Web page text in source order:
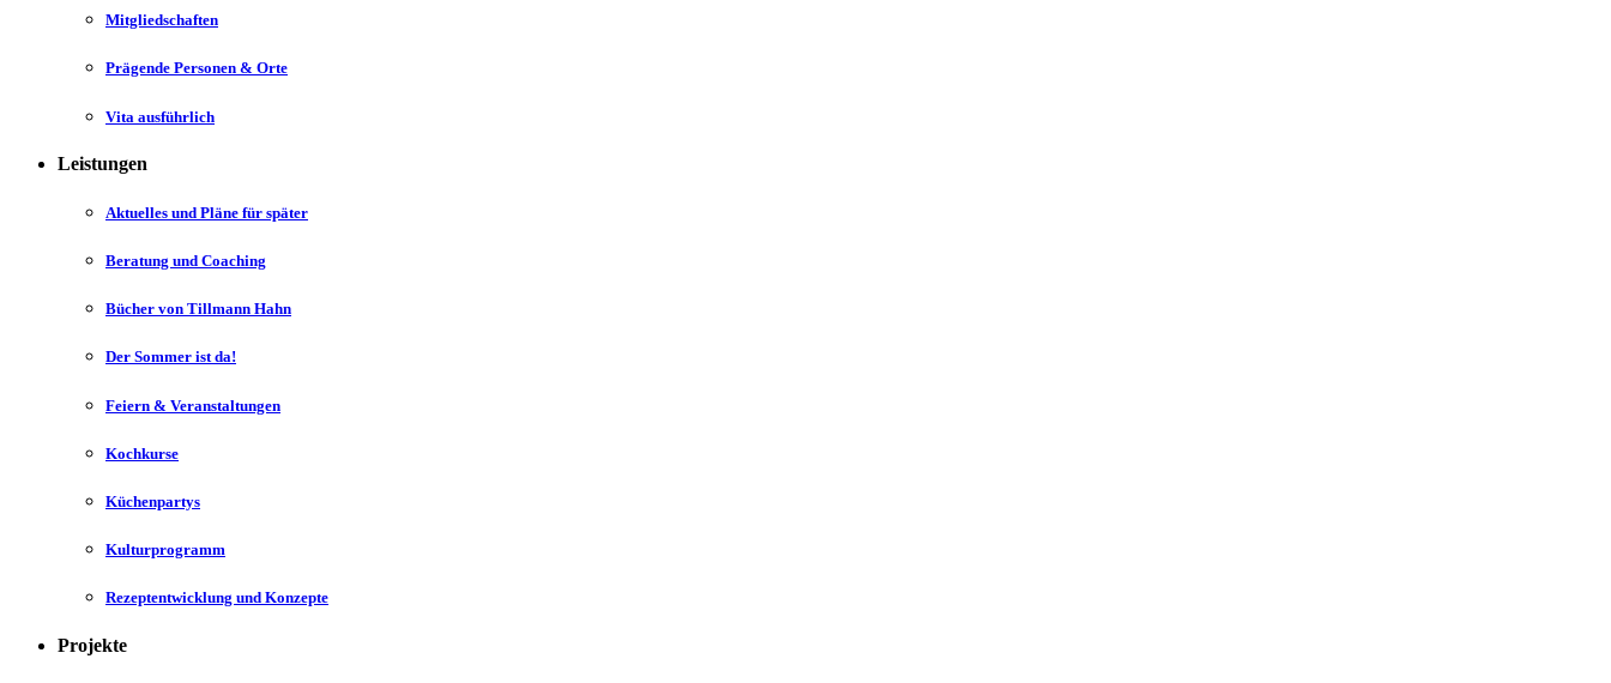
Mitgliedschaften
Prägende Personen & Orte
Vita ausführlich
Leistungen
Aktuelles und Pläne für später
Beratung und Coaching
Bücher von Tillmann Hahn
Der Sommer ist da!
Feiern & Veranstaltungen
Kochkurse
Küchenpartys
Kulturprogramm
Rezeptentwicklung und Konzepte
Projekte